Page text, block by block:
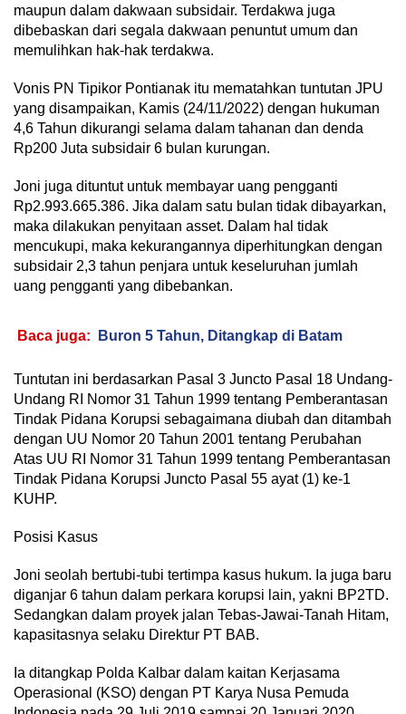
maupun dalam dakwaan subsidair. Terdakwa juga
dibebaskan dari segala dakwaan penuntut umum dan
memulihkan hak-hak terdakwa.
Vonis PN Tipikor Pontianak itu mematahkan tuntutan JPU
yang disampaikan, Kamis (24/11/2022) dengan hukuman
4,6 Tahun dikurangi selama dalam tahanan dan denda
Rp200 Juta subsidair 6 bulan kurungan.
Joni juga dituntut untuk membayar uang pengganti
Rp2.993.665.386. Jika dalam satu bulan tidak dibayarkan,
maka dilakukan penyitaan asset. Dalam hal tidak
mencukupi, maka kekurangannya diperhitungkan dengan
subsidair 2,3 tahun penjara untuk keseluruhan jumlah
uang pengganti yang dibebankan.
Baca juga: Buron 5 Tahun, Ditangkap di Batam
Tuntutan ini berdasarkan Pasal 3 Juncto Pasal 18 Undang-
Undang RI Nomor 31 Tahun 1999 tentang Pemberantasan
Tindak Pidana Korupsi sebagaimana diubah dan ditambah
dengan UU Nomor 20 Tahun 2001 tentang Perubahan
Atas UU RI Nomor 31 Tahun 1999 tentang Pemberantasan
Tindak Pidana Korupsi Juncto Pasal 55 ayat (1) ke-1
KUHP.
Posisi Kasus
Joni seolah bertubi-tubi tertimpa kasus hukum. Ia juga baru
diganjar 6 tahun dalam perkara korupsi lain, yakni BP2TD.
Sedangkan dalam proyek jalan Tebas-Jawai-Tanah Hitam,
kapasitasnya selaku Direktur PT BAB.
Ia ditangkap Polda Kalbar dalam kaitan Kerjasama
Operasional (KSO) dengan PT Karya Nusa Pemuda